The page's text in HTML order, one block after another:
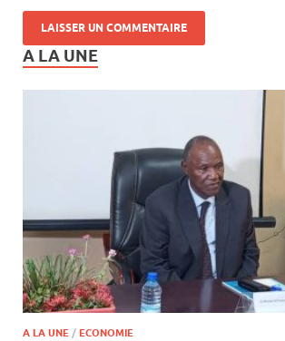
A LA UNE
A LA UNE / ECONOMIE